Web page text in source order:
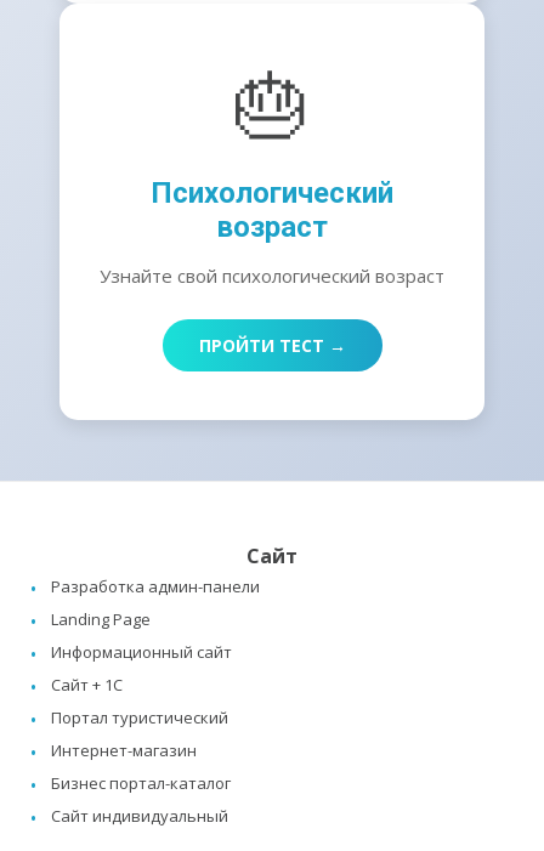
🎂
Психологический
возраст
Узнайте свой психологический возраст
ПРОЙТИ ТЕСТ →
Сайт
Разработка админ-панели
Landing Page
Информационный сайт
Сайт + 1C
Портал туристический
Интернет-магазин
Бизнес портал-каталог
Сайт индивидуальный